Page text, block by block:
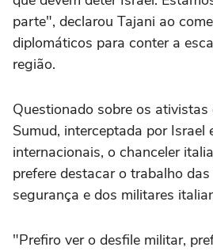
parte", declarou Tajani ao
diplomáticos para conter a
região.
Questionado sobre os
Sumud, interceptada por Israel
internacionais, o chanceler
prefere destacar o trabalho
segurança e dos militares
"Prefiro ver o desfile militar,